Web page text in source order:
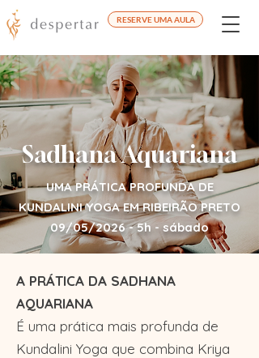
RESERVE UMA AULA
Sadhana Aquariana
UMA PRÁTICA PROFUNDA DE
KUNDALINI YOGA EM RIBEIRÃO PRETO
09/05/2026 - 5h - sábado
A PRÁTICA DA SADHANA
AQUARIANA
É uma prática mais profunda de
Kundalini Yoga que combina Kriya